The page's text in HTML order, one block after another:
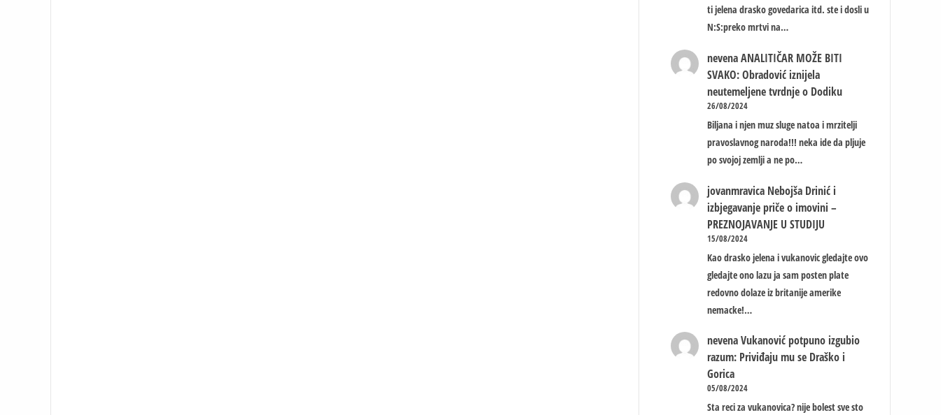
ti jelena drasko govedarica itd. ste i dosli u
N:S:preko mrtvi na…
nevena ANALITIČAR MOŽE BITI
SVAKO: Obradović iznijela
neutemeljene tvrdnje o Dodiku
26/08/2024
Biljana i njen muz sluge natoa i mrzitelji
pravoslavnog naroda!!! neka ide da pljuje
po svojoj zemlji a ne po…
jovanmravica Nebojša Drinić i
izbjegavanje priče o imovini –
PREZNOJAVANJE U STUDIJU
15/08/2024
Kao drasko jelena i vukanovic gledajte ovo
gledajte ono lazu ja sam posten plate
redovno dolaze iz britanije amerike
nemacke!…
nevena Vukanović potpuno izgubio
razum: Priviđaju mu se Draško i
Gorica
05/08/2024
Sta reci za vukanovica? nije bolest sve sto